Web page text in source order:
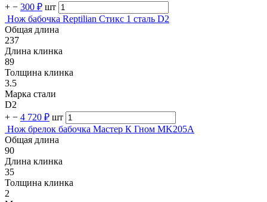
+ − 300 ₽ шт
Нож бабочка Reptilian Стикс 1 сталь D2
Общая длина
237
Длина клинка
89
Толщина клинка
3.5
Марка стали
D2
+ − 4 720 ₽ шт
Нож брелок бабочка Мастер К Гном MK205A
Общая длина
90
Длина клинка
35
Толщина клинка
2